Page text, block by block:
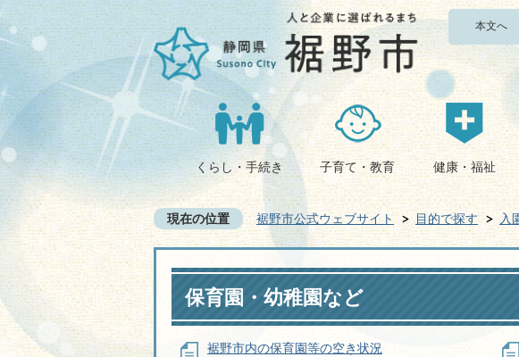
本文へ
くらし・手続き 子育て・教育 健康・福祉
現在の位置 裾野市公式ウェブサイト 目的で探す 入
保育園・幼稚園など
裾野市内の保育園等の空き状況